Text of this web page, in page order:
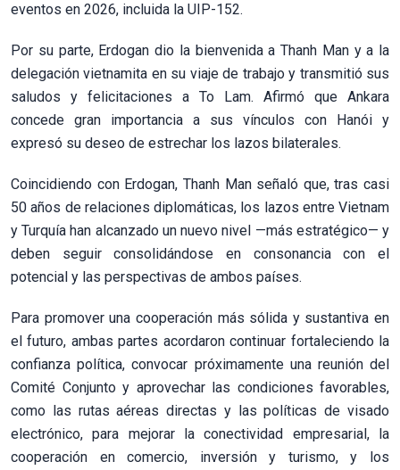
eventos en 2026, incluida la UIP-152.
Por su parte, Erdogan dio la bienvenida a Thanh Man y a la
delegación vietnamita en su viaje de trabajo y transmitió sus
saludos y felicitaciones a To Lam. Afirmó que Ankara
concede gran importancia a sus vínculos con Hanói y
expresó su deseo de estrechar los lazos bilaterales.
Coincidiendo con Erdogan, Thanh Man señaló que, tras casi
50 años de relaciones diplomáticas, los lazos entre Vietnam
y Turquía han alcanzado un nuevo nivel —más estratégico— y
deben seguir consolidándose en consonancia con el
potencial y las perspectivas de ambos países.
Para promover una cooperación más sólida y sustantiva en
el futuro, ambas partes acordaron continuar fortaleciendo la
confianza política, convocar próximamente una reunión del
Comité Conjunto y aprovechar las condiciones favorables,
como las rutas aéreas directas y las políticas de visado
electrónico, para mejorar la conectividad empresarial, la
cooperación en comercio, inversión y turismo, y los